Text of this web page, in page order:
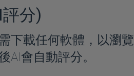
分)
下載任何軟體，以瀏覽
AI會自動評分。